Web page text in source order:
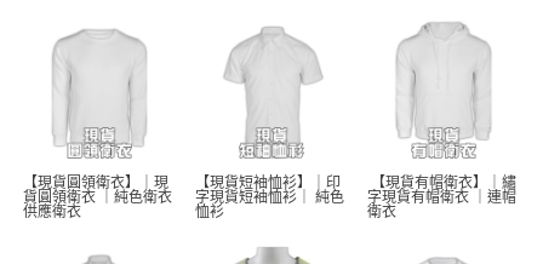
【現貨圓領衛衣】｜現
貨圓領衛衣 ｜純色衛衣
供應衛衣
【現貨短袖恤衫】｜印
字現貨短袖恤衫｜ 純色
恤衫
字現貨有帽衛衣 ｜連帽
衛衣